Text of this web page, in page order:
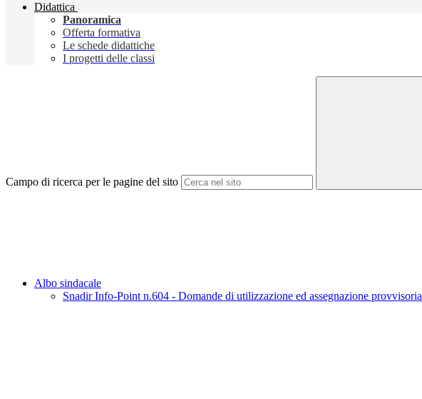
Didattica
Panoramica
Offerta formativa
Le schede didattiche
I progetti delle classi
Campo di ricerca per le pagine del sito
Albo sindacale
Snadir Info-Point n.604 - Domande di utilizzazione ed assegnazione